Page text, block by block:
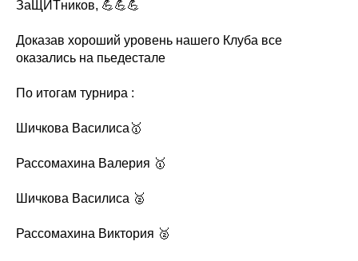
ЗаЩИТников, 💪💪💪
Доказав хороший уровень нашего Клуба все
оказались на пьедестале
По итогам турнира :
Шичкова Василиса🥇
Рассомахина Валерия 🥇
Шичкова Василиса 🥈
Рассомахина Виктория 🥈